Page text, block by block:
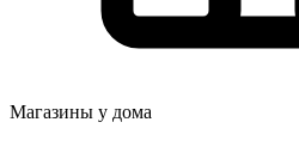
Магазины у дома